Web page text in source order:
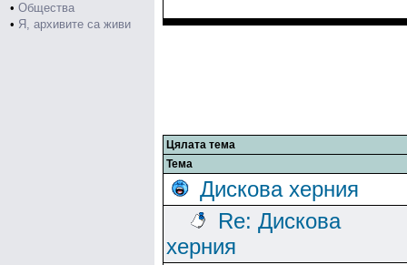
• Общества
• Я, архивите са живи
Цялата тема
Тема
Дискова херния
Re: Дискова
херния